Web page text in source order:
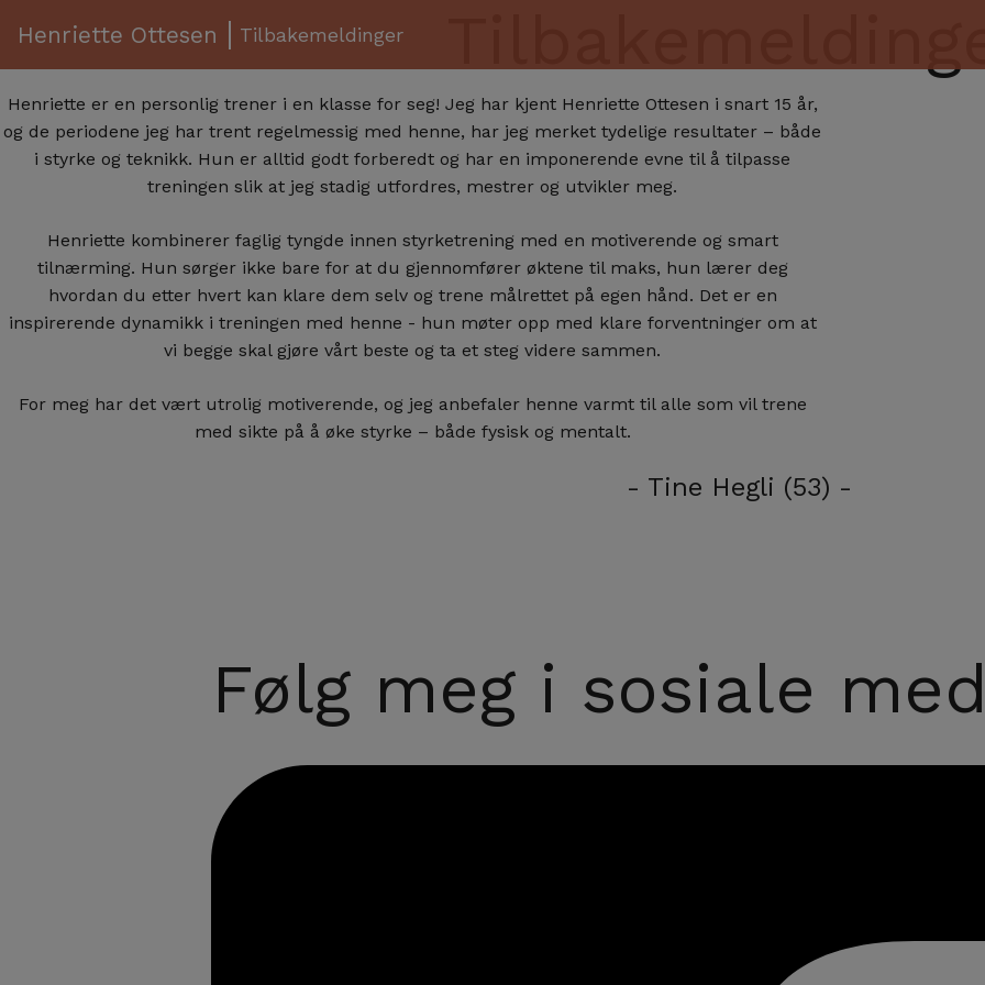
Henriette Ottesen Tilbakemeldinger
Henriette er en personlig trener i en klasse for seg! Jeg har kjent Henriette Ottesen i snart 15 år,
og de periodene jeg har trent regelmessig med henne, har jeg merket tydelige resultater – både
i styrke og teknikk. Hun er alltid godt forberedt og har en imponerende evne til å tilpasse
treningen slik at jeg stadig utfordres, mestrer og utvikler meg.
Henriette kombinerer faglig tyngde innen styrketrening med en motiverende og smart
tilnærming. Hun sørger ikke bare for at du gjennomfører øktene til maks, hun lærer deg
hvordan du etter hvert kan klare dem selv og trene målrettet på egen hånd. Det er en
inspirerende dynamikk i treningen med henne - hun møter opp med klare forventninger om at
vi begge skal gjøre vårt beste og ta et steg videre sammen.
For meg har det vært utrolig motiverende, og jeg anbefaler henne varmt til alle som vil trene
med sikte på å øke styrke – både fysisk og mentalt.
- Tine Hegli (53) -
Følg meg i sosiale